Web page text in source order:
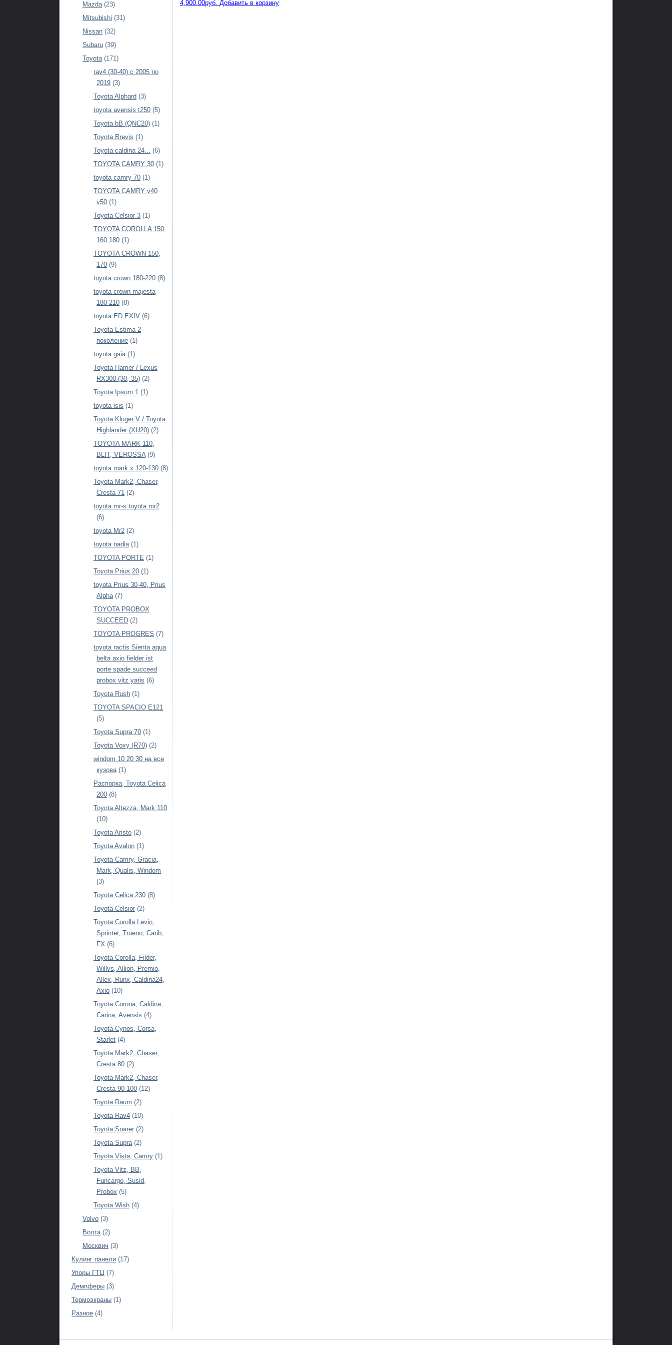
Mazda (23)
Mitsubishi (31)
Nissan (32)
Subaru (39)
Toyota (171)
rav4 (30-40) c 2005 по
2019 (3)
Toyota Alphard (3)
toyota avensis t250 (5)
Toyota bB (QNC20) (1)
Toyota Brevis (1)
Toyota caldina 24... (6)
TOYOTA CAMRY 30 (1)
toyota camry 70 (1)
TOYOTA CAMRY v40
v50 (1)
Toyota Celsior 3 (1)
TOYOTA COROLLA 150
160 180 (1)
TOYOTA CROWN 150,
170 (9)
toyota crown 180-220 (8)
toyota crown majesta
180-210 (8)
toyota ED EXIV (6)
Toyota Estima 2
поколение (1)
toyota gaia (1)
Toyota Harrier / Lexus
RX300 (30, 35) (2)
Toyota Ipsum 1 (1)
toyota isis (1)
Toyota Kluger V / Toyota
Highlander (XU20) (2)
TOYOTA MARK 110,
BLIT, VEROSSA (9)
toyota mark x 120-130 (8)
Toyota Mark2, Chaser,
Cresta 71 (2)
toyota mr-s toyota mr2
(6)
toyota Mr2 (2)
toyota nadia (1)
TOYOTA PORTE (1)
Toyota Prius 20 (1)
toyota Prius 30-40, Prius
Alpha (7)
TOYOTA PROBOX
SUCCEED (2)
TOYOTA PROGRES (7)
toyota ractis Sienta aqua
belta axio fielder ist
porte spade succeed
probox vitz yaris (6)
Toyota Rush (1)
TOYOTA SPACIO E121
(5)
Toyota Supra 70 (1)
Toyota Voxy (R70) (2)
windom 10 20 30 на все
кузова (1)
Распорка, Toyota Celica
200 (8)
Toyota Altezza, Mark 110
(10)
Toyota Aristo (2)
Toyota Avalon (1)
Toyota Camry, Gracia,
Mark, Qualis, Windom
(3)
Toyota Celica 230 (8)
Toyota Celsior (2)
Toyota Corolla Levin,
Sprinter, Trueno, Carib,
FX (6)
Toyota Corolla, Filder,
Willvs, Allion, Premio,
Allex, Runx, Caldina24,
Axio (10)
Toyota Corona, Caldina,
Carina, Avensis (4)
Toyota Cynos, Corsa,
Starlet (4)
Toyota Mark2, Chaser,
Cresta 80 (2)
Toyota Mark2, Chaser,
Cresta 90-100 (12)
Toyota Raum (2)
Toyota Rav4 (10)
Toyota Soarer (2)
Toyota Supra (2)
Toyota Vista, Camry (1)
Toyota Vitz, BB,
Funcargo, Susid,
Probox (5)
Toyota Wish (4)
Volvo (3)
Волга (2)
Москвич (3)
Кулинг панели (17)
Упоры ГТЦ (7)
Демпферы (3)
Термоэкраны (1)
Разное (4)
4,900.00руб. Добавить в корзину